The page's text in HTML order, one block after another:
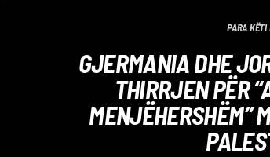
PARA KËTI
GJERMANIA DHE
THIRRJEN PËR
MENJËHERSHËM”